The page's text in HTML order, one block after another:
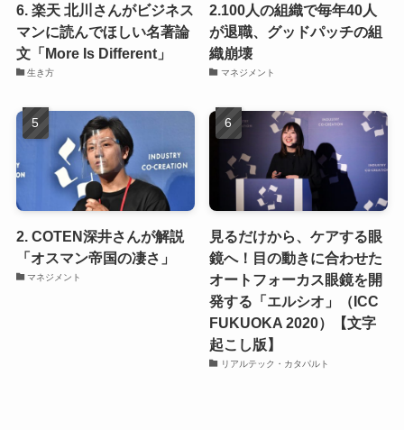
6. 楽天 北川さんがビジネス
マンに読んでほしい名著論
文「More Is Different」
生き方
2.100人の組織で毎年40人
が退職、グッドパッチの組
織崩壊
マネジメント
2. COTEN深井さんが解説
「オスマン帝国の凄さ」
マネジメント
見るだけから、ケアする眼
鏡へ！目の動きに合わせた
オートフォーカス眼鏡を開
発する「エルシオ」（ICC
FUKUOKA 2020）【文字
起こし版】
リアルテック・カタパルト